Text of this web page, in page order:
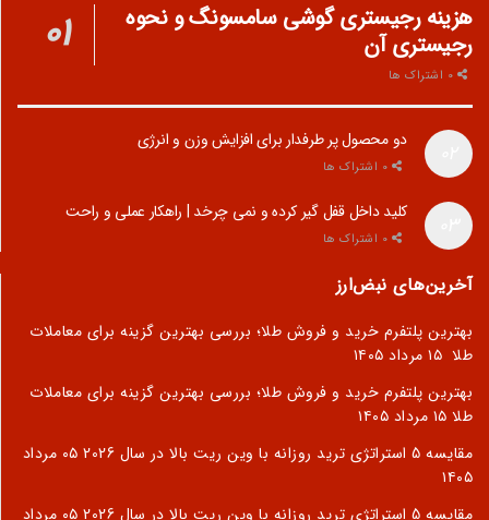
هزینه رجیستری گوشی سامسونگ و نحوه
رجیستری آن
دو محصول پر طرفدار برای افزایش وزن و انرژی
کلید داخل قفل گیر کرده و نمی چرخد | راهکار عملی و راحت
آخرین‌های نبض‌ارز
بهترین پلتفرم خرید و فروش طلا؛ بررسی بهترین گزینه برای معاملات
طلا ۱۵ مرداد ۱۴۰۵
بهترین پلتفرم خرید و فروش طلا؛ بررسی بهترین گزینه برای معاملات
طلا ۱۵ مرداد ۱۴۰۵
مقایسه 5 استراتژی ترید روزانه با وین ریت بالا در سال 2026
۰۵ مرداد
۱۴۰۵
مقایسه 5 استراتژی ترید روزانه با وین ریت بالا در سال 2026
۰۵ مرداد